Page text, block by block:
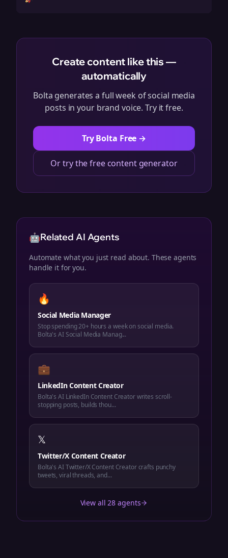
Create content like this —
automatically
Bolta generates a full week of social media
posts in your brand voice. Try it free.
Try Bolta Free →
Or try the free content generator
🤖Related AI Agents
Automate what you just read about. These agents
handle it for you.
🔥
Social Media Manager
Stop spending 20+ hours a week on social media.
Bolta's AI Social Media Manag...
💼
LinkedIn Content Creator
Bolta's AI LinkedIn Content Creator writes scroll-
stopping posts, builds thou...
𝕏
Twitter/X Content Creator
Bolta's AI Twitter/X Content Creator crafts punchy
tweets, viral threads, and...
View all 28 agents